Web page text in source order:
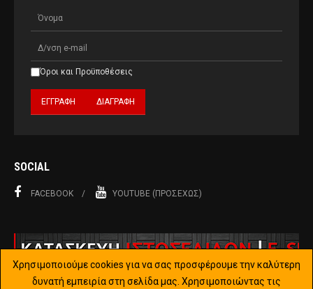
Όροι και Προϋποθέσεις
SOCIAL
FACEBOOK YOUTUBE (ΠΡΟΣΕΧΏΣ)
Χρησιμοποιούμε cookies για να σας προσφέρουμε την καλύτερη
δυνατή εμπειρία στη σελίδα μας. Χρησιμοποιώντας τις